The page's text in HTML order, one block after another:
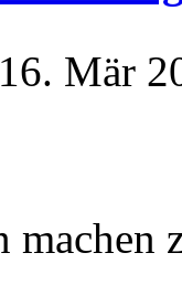
Mär
machen